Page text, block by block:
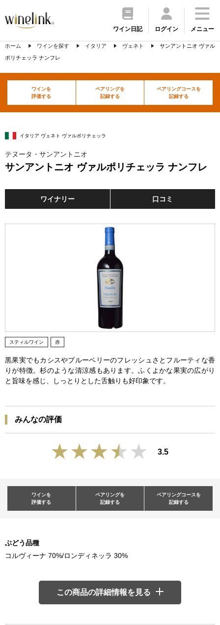
ワイン日記 ログイン メニュー
ホーム ワインを探す イタリア ヴェネト
サンアントニオ ヴァル
ポリチェッラ ナンフレ
ワインを
評価する
ペアリングを
記録する
ペアリングコースを
記録する
イタリア ヴェネト ヴァルポリチェッラ
テヌータ・サンアントニオ
サンアントニオ ヴァルポリチェッラ ナンフレ
ワイナリー 口コミ
スティルワイン 赤
黒果実でもカシスやブルーベリーのフレッシュさとフルーティな香
りが特徴。杉のような清涼感もあります。ふくよかな果実の広がり
と旨味を感じ、しっとりとした舌触りも好印象です。
みんなの評価
3.5
ワインを
評価する
ペアリングを
記録する
ペアリングコースを
記録する
ぶどう品種
コルヴィーナ 70%/ロンディネッラ 30%
この商品の詳細情報を見る